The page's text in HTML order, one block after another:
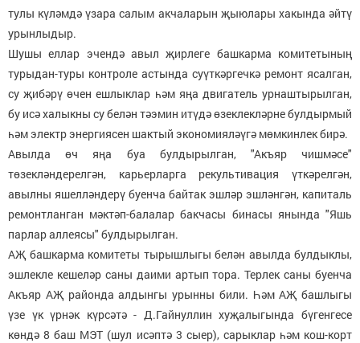
тулы күләмдә үзара салым акчаларын җыюлары хакында әйтү
урынлыдыр.
Шушы еллар эчендә авыл җирлеге башкарма комитетының
турыдан-туры контроле астында суүткәргечкә ремонт ясалган,
су җибәрү өчен ешлыклар һәм яңа двигатель урнаштырылган,
бу исә халыкны су белән тәэмин итүдә өзеклекләрне булдырмый
һәм электр энергиясен шактый экономияләүгә мөмкинлек бирә.
Авылда өч яңа буа булдырылган, "Акъяр чишмәсе"
төзекләндерелгән, карьерларга рекультивация үткәрелгән,
авылны яшелләндерү буенча байтак эшләр эшләнгән, капиталь
ремонтланган мәктәп-балалар бакчасы бинасы янында "Яшь
парлар аллеясы" булдырылган.
АҖ башкарма комитеты тырышлыгы белән авылда булдыклы,
эшлекле кешеләр саны даими артып тора. Терлек саны буенча
Акъяр АҖ районда алдынгы урынны били. Һәм АҖ башлыгы
үзе үк үрнәк күрсәтә - Д.Гайнуллин хуҗалыгында бүгенгесе
көндә 8 баш МЭТ (шул исәптә 3 сыер), сарыклар һәм кош-корт